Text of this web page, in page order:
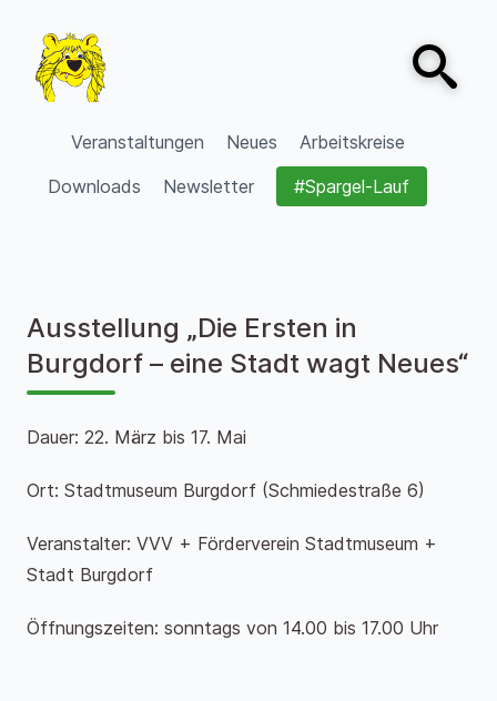
VVV Burgdorf
Veranstaltungen Neues
Arbeitskreise
Downloads
Newsletter #Spargel-Lauf
Open
Ausstellung „Die Ersten in
Burgdorf – eine Stadt wagt Neues“
Dauer: 22. März bis 17. Mai
Ort: Stadtmuseum Burgdorf (Schmiedestraße 6)
Veranstalter: VVV + Förderverein Stadtmuseum +
Stadt Burgdorf
Öffnungszeiten: sonntags von 14.00 bis 17.00 Uhr